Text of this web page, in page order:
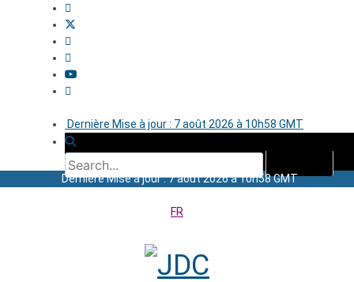
Dernière Mise à jour : 7 août 2026 à 10h58 GMT
Dernière Mise à jour : 7 août 2026 à 10h58 GMT
FR